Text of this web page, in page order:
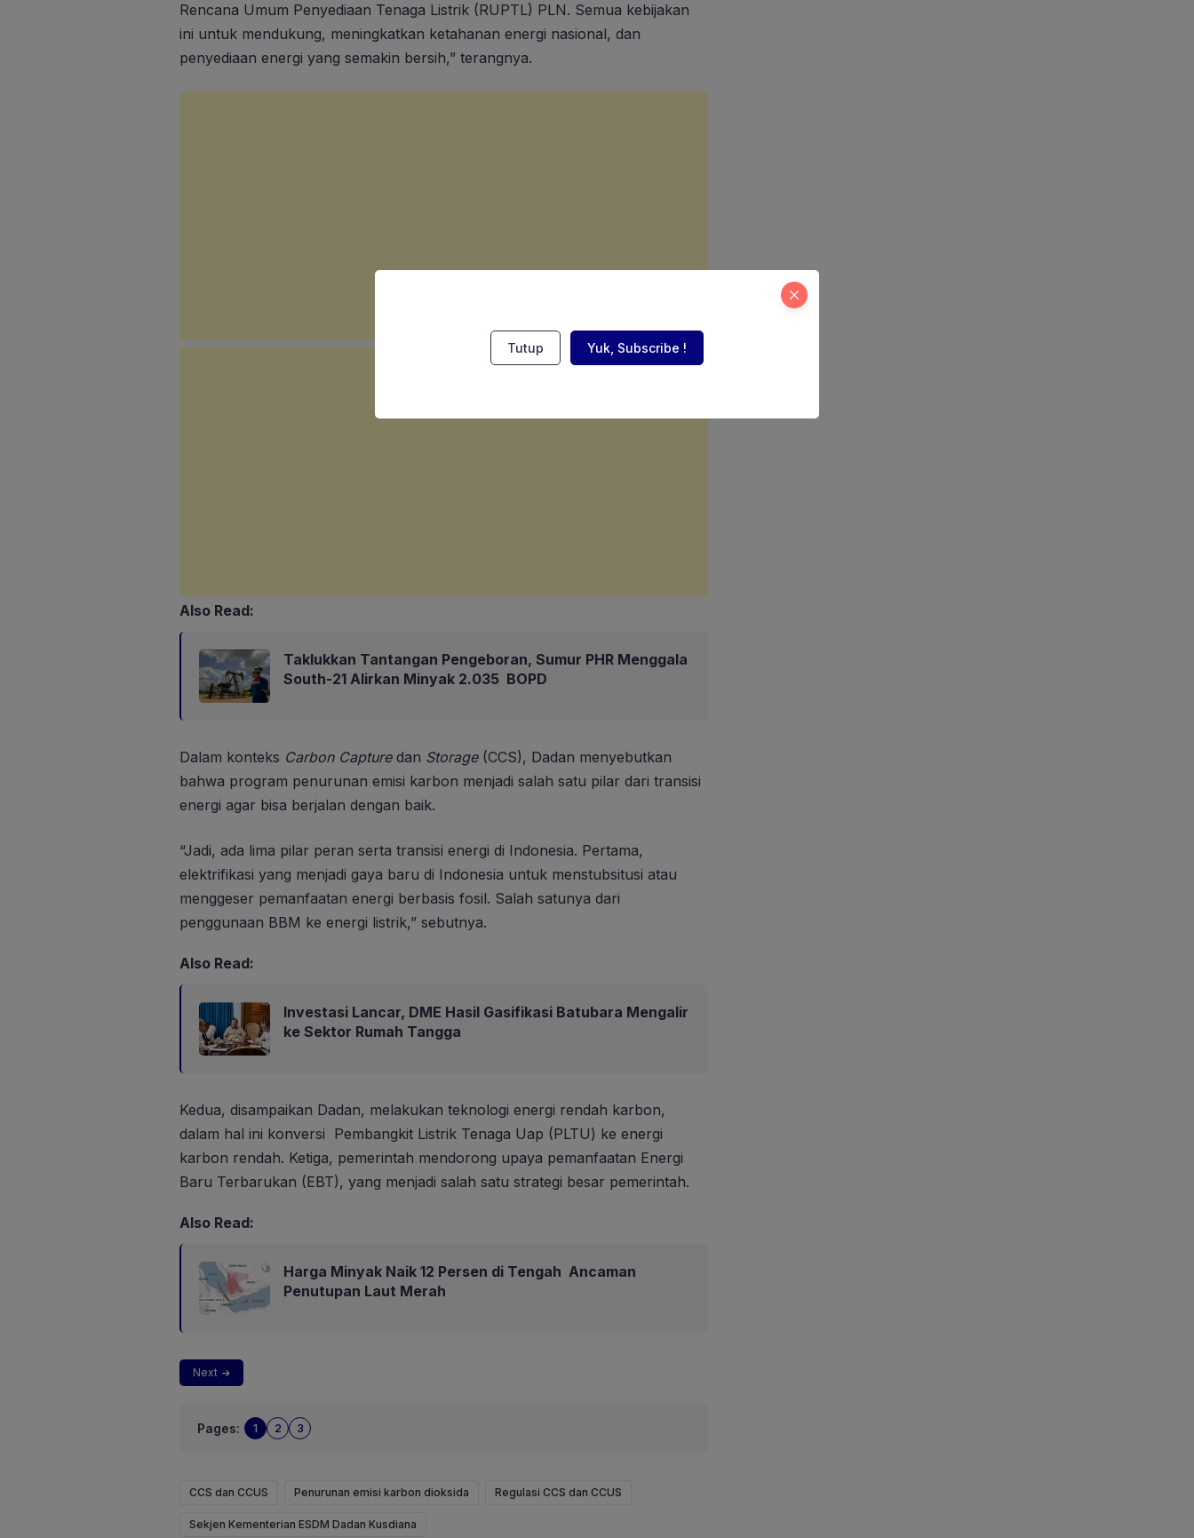
Rencana Umum Penyediaan Tenaga Listrik (RUPTL) PLN. Semua kebijakan
ini untuk mendukung, meningkatkan ketahanan energi nasional, dan
penyediaan energi yang semakin bersih,” terangnya.
Also Read:
Taklukkan Tantangan Pengeboran, Sumur PHR Menggala
South-21 Alirkan Minyak 2.035 BOPD
Dalam konteks Carbon Capture dan Storage(CCS), Dadan menyebutkan
bahwa program penurunan emisi karbon menjadi salah satu pilar dari transisi
energi agar bisa berjalan dengan baik.
“Jadi, ada lima pilar peran serta transisi energi di Indonesia. Pertama,
elektrifikasi yang menjadi gaya baru di Indonesia untuk menstubsitusi atau
menggeser pemanfaatan energi berbasis fosil. Salah satunya dari
penggunaan BBM ke energi listrik,” sebutnya.
Also Read:
Investasi Lancar, DME Hasil Gasifikasi Batubara Mengalir
ke Sektor Rumah Tangga
Kedua, disampaikan Dadan, melakukan teknologi energi rendah karbon,
dalam hal ini konversi Pembangkit Listrik Tenaga Uap (PLTU) ke energi
karbon rendah. Ketiga, pemerintah mendorong upaya pemanfaatan Energi
Baru Terbarukan (EBT), yang menjadi salah satu strategi besar pemerintah.
Also Read:
Harga Minyak Naik 12 Persen di Tengah Ancaman
Penutupan Laut Merah
Next
Pages: 1 2 3
CCS dan CCUS Penurunan emisi karbon dioksida Regulasi CCS dan CCUS
Sekjen Kementerian ESDM Dadan Kusdiana
Tutup Yuk, Subscribe !